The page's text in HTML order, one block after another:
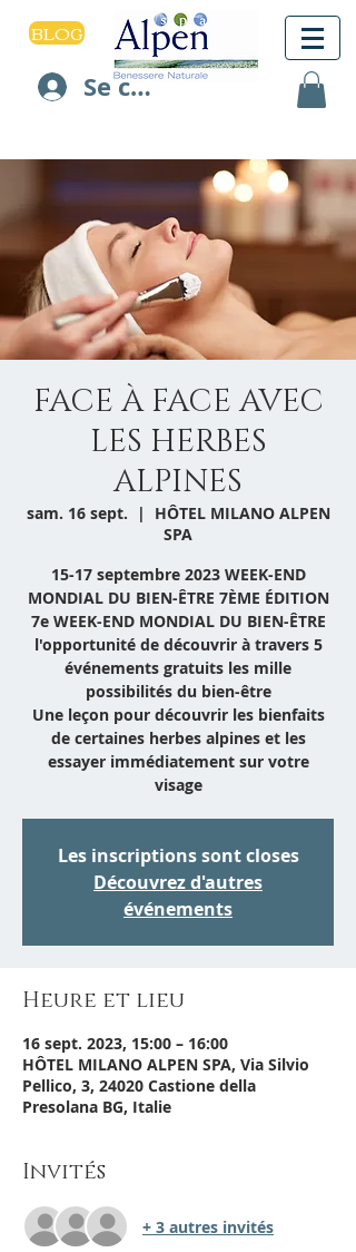
BLOG
Se connecter
FACE À FACE AVEC
LES HERBES
ALPINES
sam. 16 sept.
  |
HÔTEL MILANO ALPEN
SPA
15-17 septembre 2023 WEEK-END
MONDIAL DU BIEN-ÊTRE 7ÈME ÉDITION
7e WEEK-END MONDIAL DU BIEN-ÊTRE
l'opportunité de découvrir à travers 5
événements gratuits les mille
possibilités du bien-être
Une leçon pour découvrir les bienfaits
de certaines herbes alpines et les
essayer immédiatement sur votre
visage
Les inscriptions sont closes
Découvrez d'autres
événements
Heure et lieu
16 sept. 2023, 15:00 – 16:00
HÔTEL MILANO ALPEN SPA, Via Silvio
Pellico, 3, 24020 Castione della
Presolana BG, Italie
Invités
+ 3 autres invités